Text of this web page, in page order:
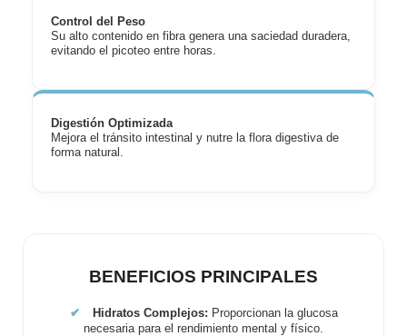
Control del Peso
Su alto contenido en fibra genera una saciedad duradera,
evitando el picoteo entre horas.
Digestión Optimizada
Mejora el tránsito intestinal y nutre la flora digestiva de
forma natural.
BENEFICIOS PRINCIPALES
✔ Hidratos Complejos: Proporcionan la glucosa
necesaria para el rendimiento mental y físico.